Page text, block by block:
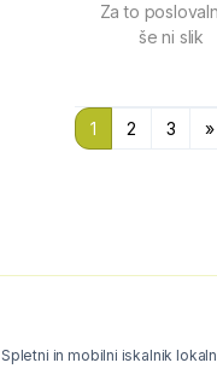
Za to
še ni slik
1 2 3 »
Spletni in mobilni iskalnik